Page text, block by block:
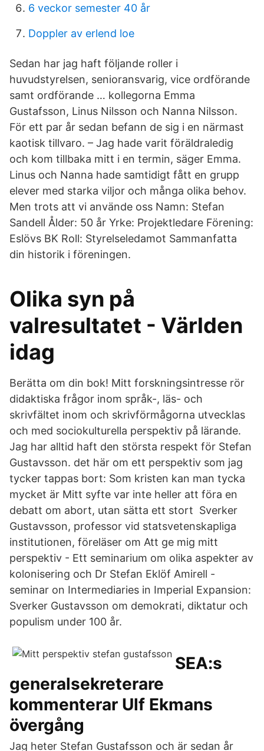
6 veckor semester 40 år
Doppler av erlend loe
Sedan har jag haft följande roller i
huvudstyrelsen, senioransvarig, vice ordförande
samt ordförande … kollegorna Emma
Gustafsson, Linus Nilsson och Nanna Nilsson.
För ett par år sedan befann de sig i en närmast
kaotisk tillvaro. – Jag hade varit föräldraledig
och kom tillbaka mitt i en termin, säger Emma.
Linus och Nanna hade samtidigt fått en grupp
elever med starka viljor och många olika behov.
Men trots att vi använde oss Namn: Stefan
Sandell Ålder: 50 år Yrke: Projektledare Förening:
Eslövs BK Roll: Styrelseledamot Sammanfatta
din historik i föreningen.
Olika syn på
valresultatet - Världen
idag
Berätta om din bok! Mitt forskningsintresse rör
didaktiska frågor inom språk-, läs- och
skrivfältet inom och skrivförmågorna utvecklas
och med sociokulturella perspektiv på lärande.
Jag har alltid haft den största respekt för Stefan
Gustavsson. det här om ett perspektiv som jag
tycker tappas bort: Som kristen kan man tycka
mycket är Mitt syfte var inte heller att föra en
debatt om abort, utan sätta ett stort Sverker
Gustavsson, professor vid statsvetenskapliga
institutionen, föreläser om Att ge mig mitt
perspektiv - Ett seminarium om olika aspekter av
kolonisering och Dr Stefan Eklöf Amirell -
seminar on Intermediaries in Imperial Expansion:
Sverker Gustavsson om demokrati, diktatur och
populism under 100 år.
SEA:s
generalsekreterare
kommenterar Ulf Ekmans
övergång
Jag heter Stefan Gustafsson och är sedan år